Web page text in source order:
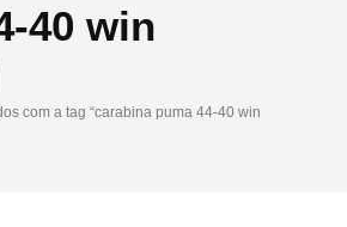
40 win
com a tag “carabina puma 44-40 win